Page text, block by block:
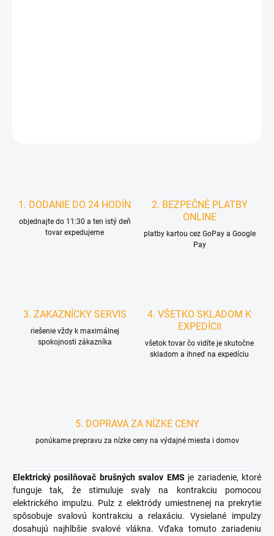
1. DODANIE DO 24 HODÍN
objednajte do 11:30 a ten istý deň
tovar expedujeme
2. BEZPEČNÉ PLATBY
ONLINE
platby kartou cez GoPay a Google
Pay
3. ZAKAZNÍCKY SERVIS
riešenie vždy k maximálnej
spokojnosti zákazníka
4. VŠETKO SKLADOM K
EXPEDÍCII
všetok tovar čo vidíte je skutočne
skladom a ihneď na expedíciu
5. DOPRAVA ZA NÍZKE CENY
ponúkame prepravu za nízke ceny na výdajné miesta i domov
Elektrický posilňovač brušných svalov EMS je zariadenie, ktoré
funguje tak, že stimuluje svaly na kontrakciu pomocou
elektrického impulzu. Pulz z elektródy umiestnenej na prekrytie
spôsobuje svalovú kontrakciu a relaxáciu. Vysielané impulzy
dosahujú najhlbšie svalové vlákna. Vďaka tomuto zariadeniu